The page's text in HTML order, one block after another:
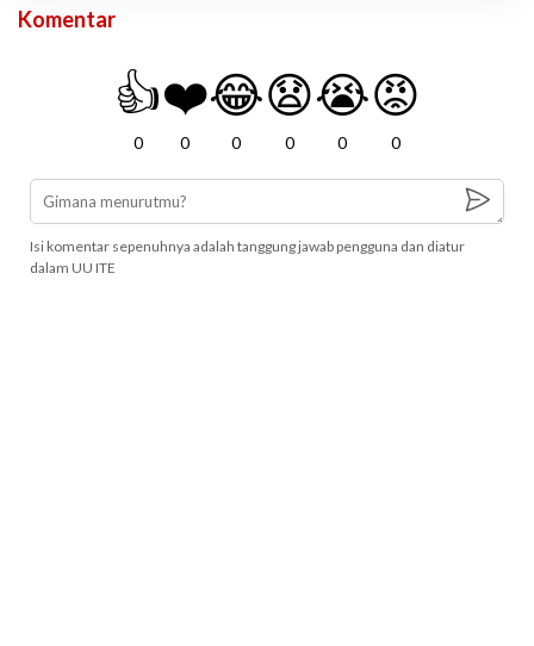
Komentar
👍
0
❤️
0
😂
0
😧
0
😭
0
😡
0
Isi komentar sepenuhnya adalah tanggung jawab pengguna dan diatur
dalam UU ITE